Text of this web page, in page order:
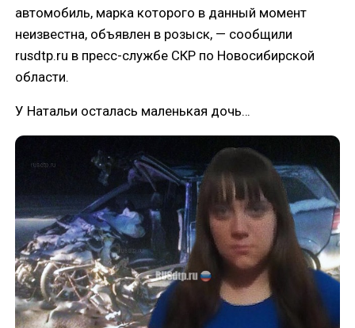
автомобиль, марка которого в данный момент
неизвестна, объявлен в розыск, — сообщили
rusdtp.ru в пресс-службе СКР по Новосибирской
области.
У Натальи осталась маленькая дочь…